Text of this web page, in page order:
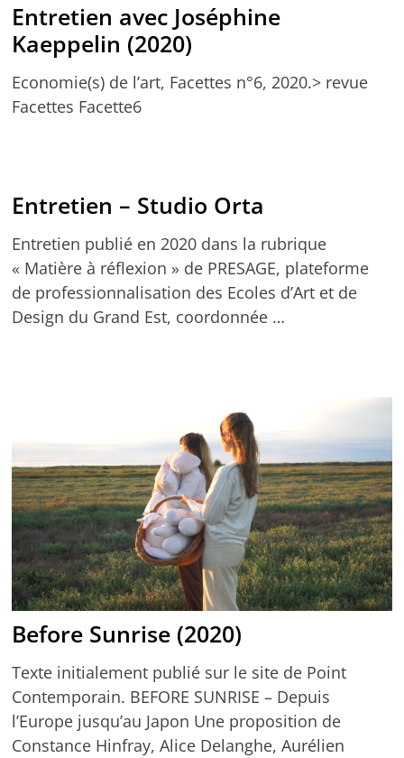
Entretien avec Joséphine
Kaeppelin (2020)
Economie(s) de l’art, Facettes n°6, 2020.> revue
Facettes Facette6
Entretien – Studio Orta
Entretien publié en 2020 dans la rubrique
« Matière à réflexion » de PRESAGE, plateforme
de professionnalisation des Ecoles d’Art et de
Design du Grand Est, coordonnée …
Before Sunrise (2020)
Texte initialement publié sur le site de Point
Contemporain. BEFORE SUNRISE – Depuis
l’Europe jusqu’au Japon Une proposition de
Constance Hinfray, Alice Delanghe, Aurélien